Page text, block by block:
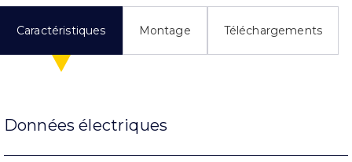
Caractéristiques Montage Téléchargements
Données électriques